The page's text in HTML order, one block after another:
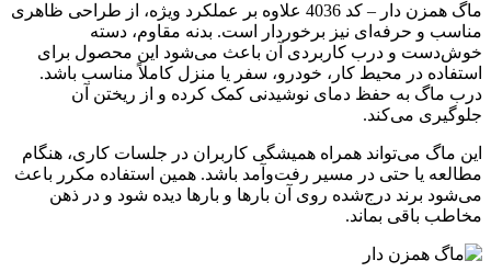
ماگ همزن دار – کد 4036 علاوه بر عملکرد ویژه، از طراحی ظاهری
مناسب و حرفه‌ای نیز برخوردار است. بدنه مقاوم، دسته
خوش‌دست و درب کاربردی آن باعث می‌شود این محصول برای
استفاده در محیط کار، خودرو، سفر یا منزل کاملاً مناسب باشد.
درب ماگ به حفظ دمای نوشیدنی کمک کرده و از ریختن آن
جلوگیری می‌کند.
این ماگ می‌تواند همراه همیشگی کاربران در جلسات کاری، هنگام
مطالعه یا حتی در مسیر رفت‌وآمد باشد. همین استفاده مکرر باعث
می‌شود برند درج‌شده روی آن بارها و بارها دیده شود و در ذهن
مخاطب باقی بماند.